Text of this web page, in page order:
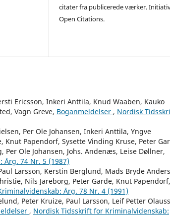
citater fra publicerede værker.
Open Citations.
Ericsson, Inkeri Anttila, Knud Waaben, Kauko
Vagn Greve, Boganmeldelser , Nordisk
Per Ole Johansen, Inkeri Anttila, Yngve
Knut Papendorf, Sysette Vinding Kruse, Peter
Ole Johansen, Johs. Andenæs, Leise Døllner,
74 Nr. 5 (1987)
Larsson, Kerstin Berglund, Mads Bryde
Nils Jareborg, Peter Garde, Knut Papendorf,
Årg. 78 Nr. 4 (1991)
Peter Kruize, Paul Larsson, Leif Petter
, Nordisk Tidsskrift for Kriminalvidenskab: